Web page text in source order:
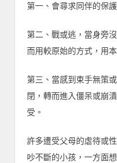
第一、會尋求同伴的保
第二、戰或逃，當身旁
而用較原始的方式，用
第三、當感到束手無策
閉，轉而進入僵呆或崩
受。
許多遭受父母的虐待或
吵不斷的小孩，一方面